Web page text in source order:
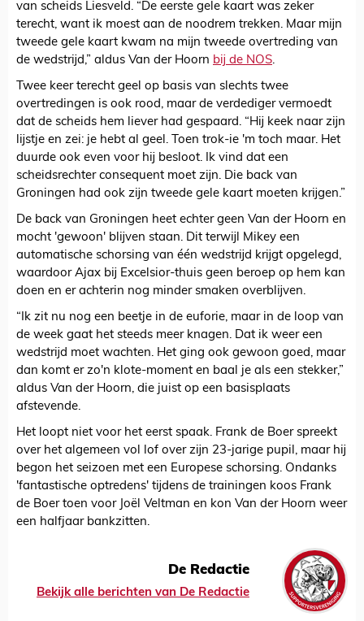
van scheids Liesveld. “De eerste gele kaart was zeker
terecht, want ik moest aan de noodrem trekken. Maar mijn
tweede gele kaart kwam na mijn tweede overtreding van
de wedstrijd,” aldus Van der Hoorn bij de NOS.
Twee keer terecht geel op basis van slechts twee
overtredingen is ook rood, maar de verdediger vermoedt
dat de scheids hem liever had gespaard. “Hij keek naar zijn
lijstje en zei: je hebt al geel. Toen trok-ie 'm toch maar. Het
duurde ook even voor hij besloot. Ik vind dat een
scheidsrechter consequent moet zijn. Die back van
Groningen had ook zijn tweede gele kaart moeten krijgen.”
De back van Groningen heet echter geen Van der Hoorn en
mocht 'gewoon' blijven staan. Dit terwijl Mikey een
automatische schorsing van één wedstrijd krijgt opgelegd,
waardoor Ajax bij Excelsior-thuis geen beroep op hem kan
doen en er achterin nog minder smaken overblijven.
“Ik zit nu nog een beetje in de euforie, maar in de loop van
de week gaat het steeds meer knagen. Dat ik weer een
wedstrijd moet wachten. Het ging ook gewoon goed, maar
dan komt er zo'n klote-moment en baal je als een stekker,”
aldus Van der Hoorn, die juist op een basisplaats
afstevende.
Het loopt niet voor het eerst spaak. Frank de Boer spreekt
over het algemeen vol lof over zijn 23-jarige pupil, maar hij
begon het seizoen met een Europese schorsing. Ondanks
'fantastische optredens' tijdens de trainingen koos Frank
de Boer toen voor Joël Veltman en kon Van der Hoorn weer
een halfjaar bankzitten.
De Redactie
Bekijk alle berichten van De Redactie